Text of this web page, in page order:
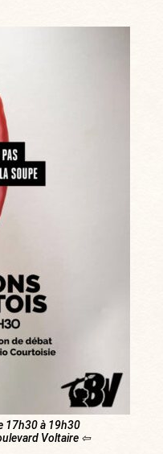
17h30 à 19h30
Voltaire ⇦